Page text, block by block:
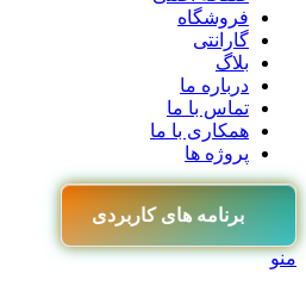
فروشگاه
گارانتی
بلاگ
درباره ما
تماس با ما
همکاری با ما
پروژه ها
برنامه های کاربردی
منو